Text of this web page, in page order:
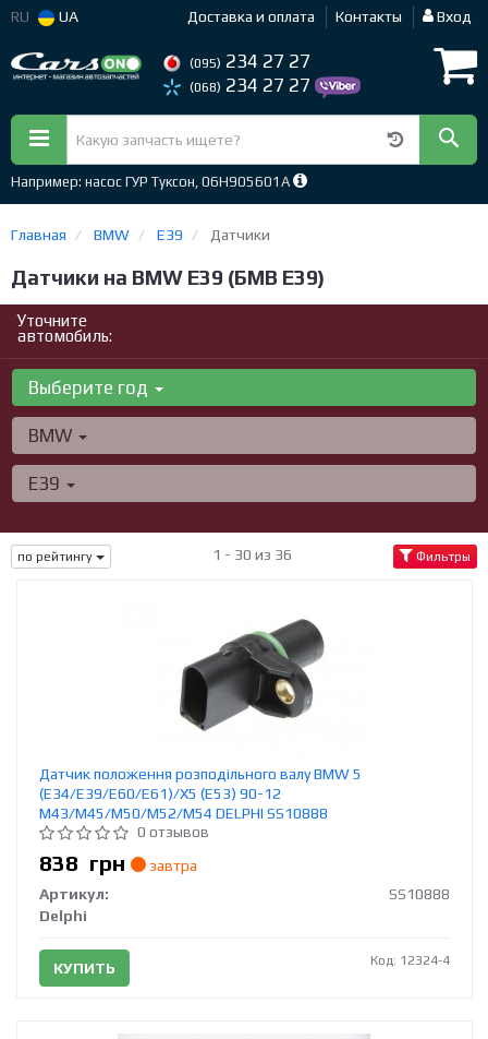
RU UA Доставка и оплата Контакты Вход
(095) 234 27 27
(068) 234 27 27
Например: насос ГУР Туксон, 06H905601A
Главная BMW E39 Датчики
Датчики на BMW E39 (БМВ Е39)
Уточните
автомобиль:
Выберите год
BMW
E39
по рейтингу 1 - 30 из 36 Фильтры
Датчик положення розподільного валу BMW 5
(E34/E39/E60/E61)/X5 (E53) 90-12
M43/M45/M50/M52/M54 DELPHI SS10888
0 отзывов
838 грн
завтра
Артикул:
SS10888
Delphi
КУПИТЬ Код: 12324-4